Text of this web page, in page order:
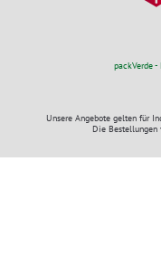
packVerde -
Unsere Angebote gelten für
Die Bestellungen